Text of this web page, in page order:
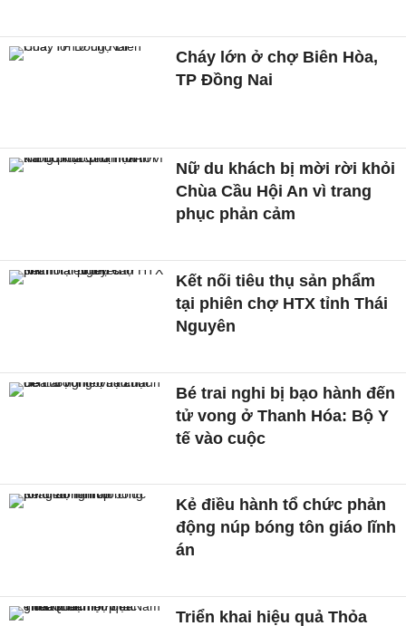
Cháy lớn ở chợ Biên Hòa,
TP Đồng Nai
Nữ du khách bị mời rời khỏi
Chùa Cầu Hội An vì trang
phục phản cảm
Kết nối tiêu thụ sản phẩm
tại phiên chợ HTX tỉnh Thái
Nguyên
Bé trai nghi bị bạo hành đến
tử vong ở Thanh Hóa: Bộ Y
tế vào cuộc
Kẻ điều hành tổ chức phản
động núp bóng tôn giáo lĩnh
án
Triển khai hiệu quả Thỏa